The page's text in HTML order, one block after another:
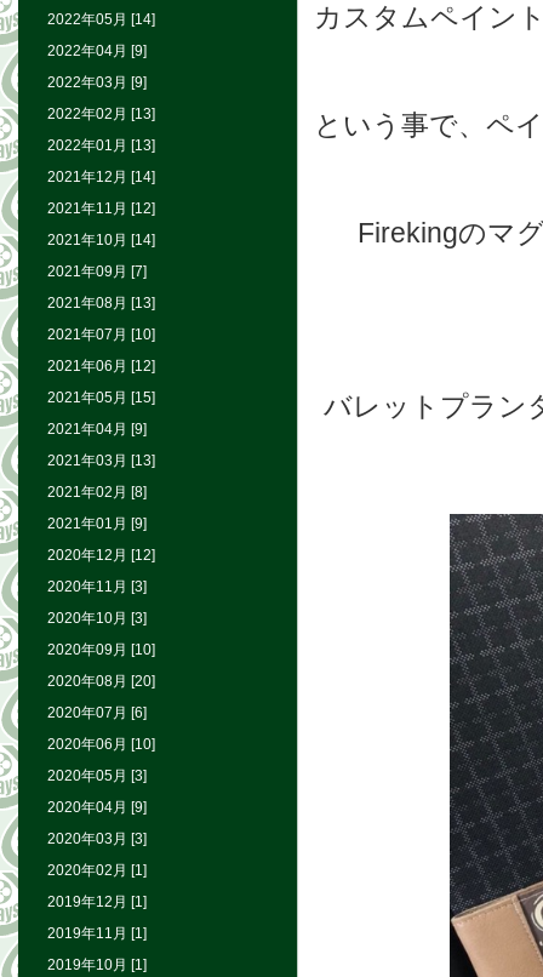
カスタムペイン
という事で、ペ
Firekingのマ
バレットプラン
2022年05月 [14]
2022年04月 [9]
2022年03月 [9]
2022年02月 [13]
2022年01月 [13]
2021年12月 [14]
2021年11月 [12]
2021年10月 [14]
2021年09月 [7]
2021年08月 [13]
2021年07月 [10]
2021年06月 [12]
2021年05月 [15]
2021年04月 [9]
2021年03月 [13]
2021年02月 [8]
2021年01月 [9]
2020年12月 [12]
2020年11月 [3]
2020年10月 [3]
2020年09月 [10]
2020年08月 [20]
2020年07月 [6]
2020年06月 [10]
2020年05月 [3]
2020年04月 [9]
2020年03月 [3]
2020年02月 [1]
2019年12月 [1]
2019年11月 [1]
2019年10月 [1]